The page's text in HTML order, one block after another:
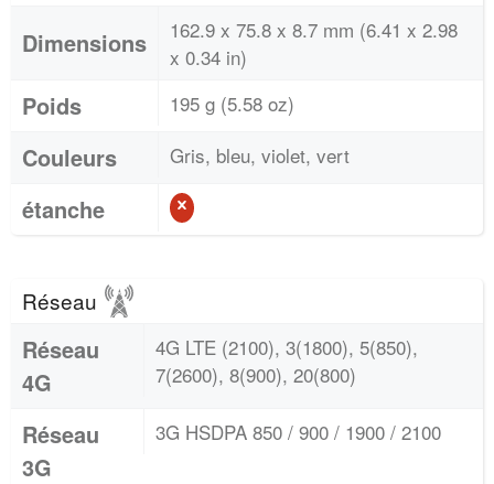
Dimensions
162.9 x 75.8 x 8.7 mm (6.41 x 2.98
x 0.34 in)
Poids 195 g (5.58 oz)
Couleurs Gris, bleu, violet, vert
étanche
Réseau
Réseau
4G
4G LTE (2100), 3(1800), 5(850),
7(2600), 8(900), 20(800)
Réseau
3G
3G HSDPA 850 / 900 / 1900 / 2100